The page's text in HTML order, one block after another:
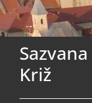
Križ